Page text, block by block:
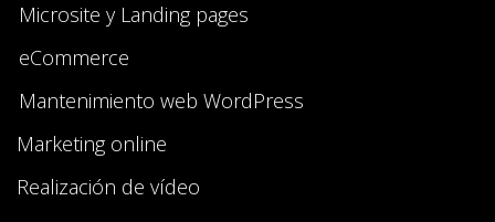
Microsite y Landing pages
eCommerce
Mantenimiento web WordPress
Marketing online
Realización de vídeo